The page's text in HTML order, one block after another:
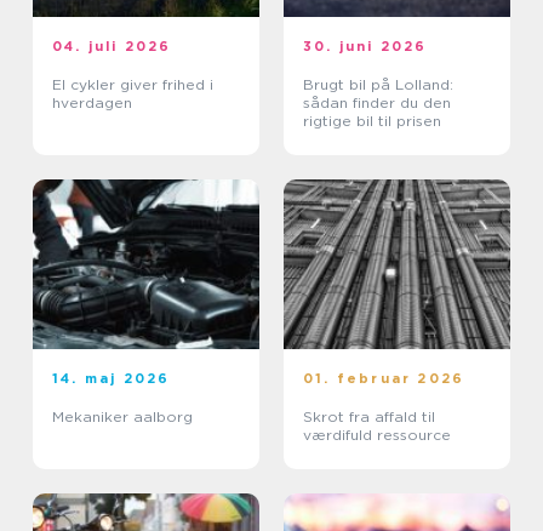
04. juli 2026
El cykler giver frihed i
hverdagen
30. juni 2026
Brugt bil på Lolland:
sådan finder du den
rigtige bil til prisen
14. maj 2026
Mekaniker aalborg
01. februar 2026
Skrot fra affald til
værdifuld ressource